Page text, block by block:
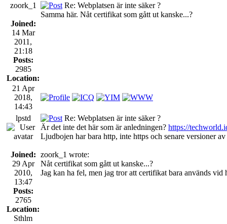
zoork_1
Joined:
14 Mar
2011,
21:18
Posts:
2985
Location:
Re: Webplatsen är inte säker ?
Samma här. Nåt certifikat som gått ut kanske...?
21 Apr
2018,
14:43
lpstd
Joined:
29 Apr
2010,
13:47
Posts:
2765
Location:
Sthlm
Re: Webplatsen är inte säker ?
Är det inte det här som är anledningen? https://
Ljudbojen har bara http, inte https och senare versioner
zoork_1 wrote:
Nåt certifikat som gått ut kanske...?
Jag kan ha fel, men jag tror att certifikat bara används